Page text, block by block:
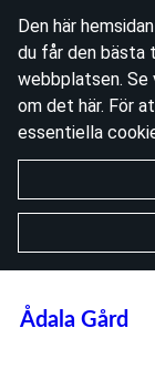
Den här
du får den bästa
webbplatsen. Se
om det här. För
essentiella
Ådala Gård